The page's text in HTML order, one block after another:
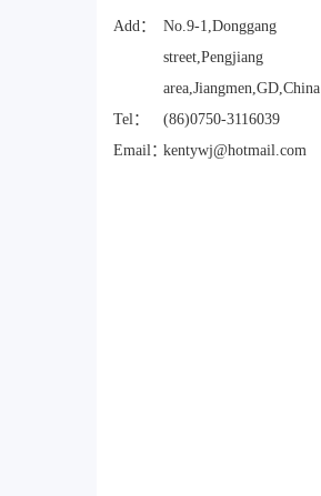
Add：
No.9-1,Donggang
street,Pengjiang
area,Jiangmen,GD,China
Tel：
(86)0750-3116039
Email：kentywj@hotmail.com